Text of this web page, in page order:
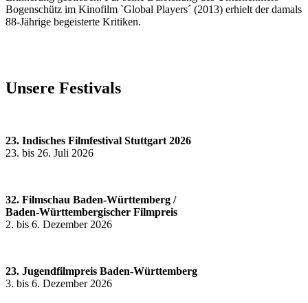
Bogenschütz im Kinofilm `Global Players´ (2013) erhielt der damals
88-Jährige begeisterte Kritiken.
Unsere Festivals
23. Indisches Filmfestival Stuttgart 2026
23. bis 26. Juli 2026
32. Filmschau Baden-Württemberg /
Baden-Württembergischer Filmpreis
2. bis 6. Dezember 2026
23. Jugendfilmpreis Baden-Württemberg
3. bis 6. Dezember 2026